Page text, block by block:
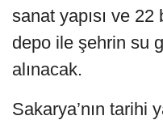
sanat yapısı ve
depo ile şehrin su
alınacak.
Sakarya’nın tarihi